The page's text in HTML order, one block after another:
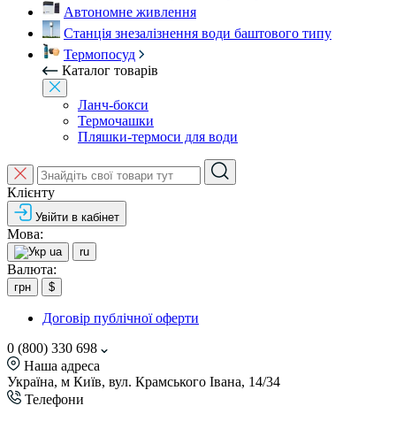
Автономне живлення
Станція знезалізнення води баштового типу
Термопосуд
Каталог товарів
Ланч-бокси
Термочашки
Пляшки-термоси для води
Клієнту
Увійти в кабінет
Мова:
ua ru
Валюта:
грн $
Договір публічної оферти
0 (800) 330 698
Наша адреса
Україна, м Київ, вул. Крамського Івана, 14/34
Телефони